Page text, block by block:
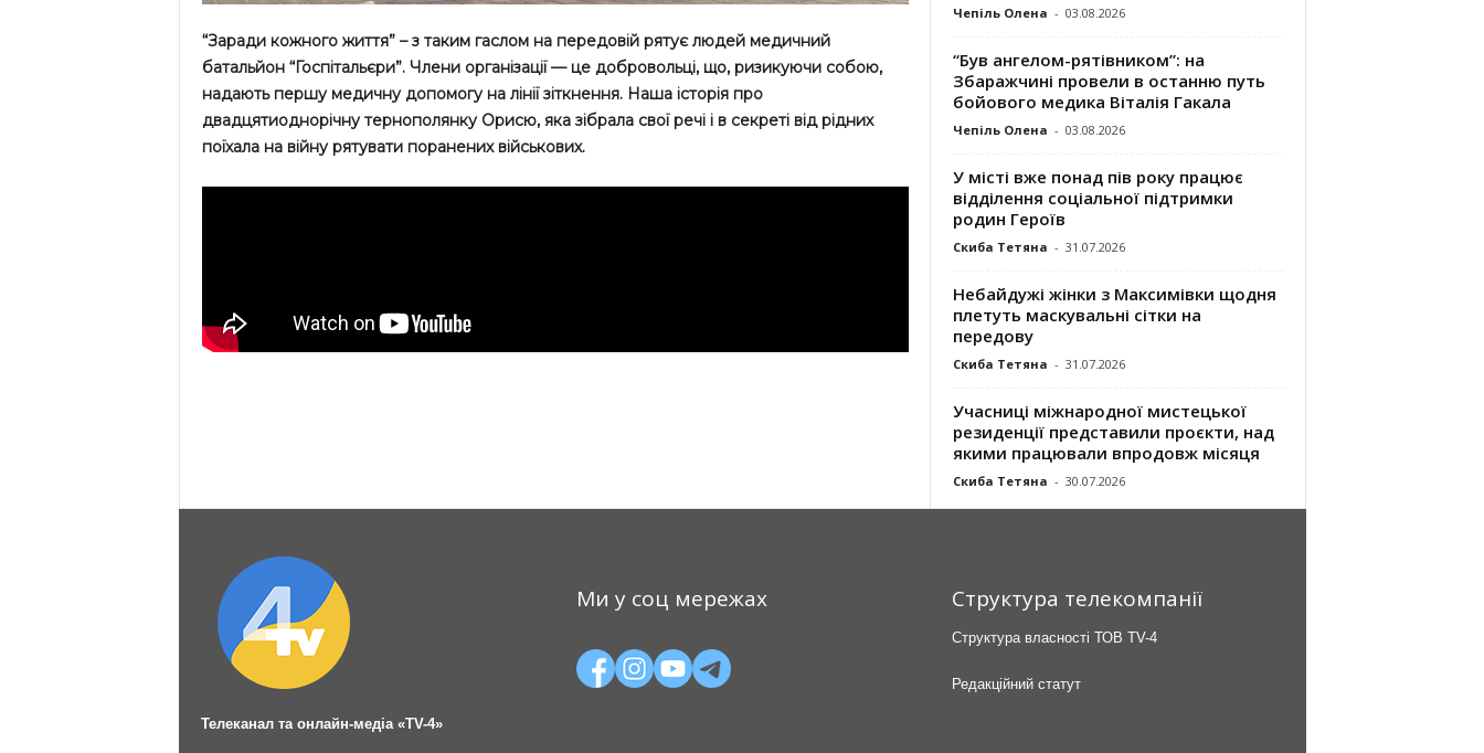
“Заради кожного життя” – з таким гаслом на передовій рятує людей медичний
батальйон “Госпітальєри”. Члени організації — це добровольці, що, ризикуючи собою,
надають першу медичну допомогу на лінії зіткнення. Наша історія про
двадцятиоднорічну тернополянку Орисю, яка зібрала свої речі і в секреті від рідних
поїхала на війну рятувати поранених військових.
Чепіль Олена - 03.08.2026
“Був ангелом-рятівником”: на
Збаражчині провели в останню путь
бойового медика Віталія Гакала
Чепіль Олена - 03.08.2026
У місті вже понад пів року працює
відділення соціальної підтримки
родин Героїв
Скиба Тетяна - 31.07.2026
Небайдужі жінки з Максимівки щодня
плетуть маскувальні сітки на
передову
Скиба Тетяна - 31.07.2026
Учасниці міжнародної мистецької
резиденції представили проєкти, над
якими працювали впродовж місяця
Скиба Тетяна - 30.07.2026
Телеканал та онлайн-медіа «TV-4»
Ми у соц мережах Структура телекомпанії
Структура власності ТОВ TV-4
Редакційний статут